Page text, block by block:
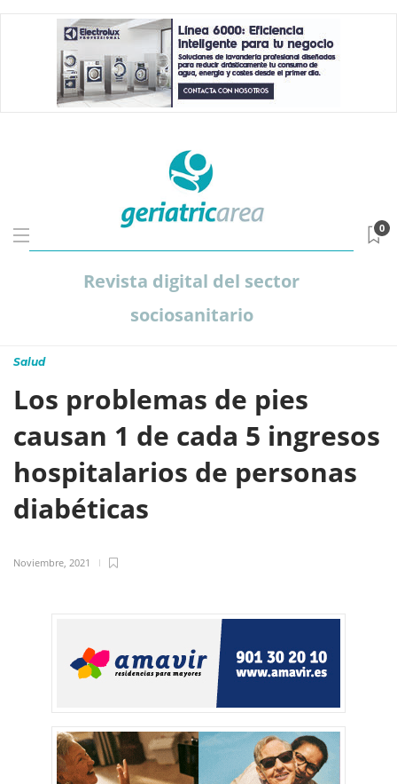
Revista digital del sector
sociosanitario
0
Salud
Los problemas de pies
causan 1 de cada 5 ingresos
hospitalarios de personas
diabéticas
Noviembre, 2021